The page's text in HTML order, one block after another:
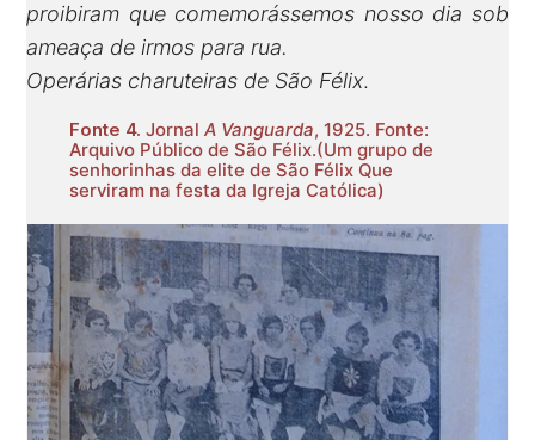
proibiram que comemorássemos nosso dia sob
ameaça de irmos para rua.
Operárias charuteiras de São Félix.
Fonte 4. Jornal A Vanguarda, 1925. Fonte:
Arquivo Público de São Félix.(Um grupo de
senhorinhas da elite de São Félix Que
serviram na festa da Igreja Católica)